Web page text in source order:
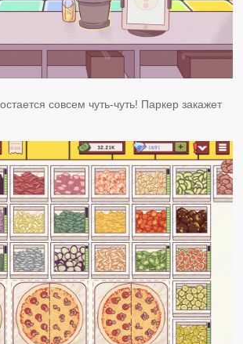
совсем чуть-чуть! Паркер закажет